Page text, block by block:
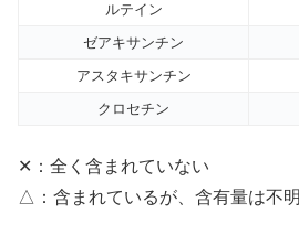
ルテイン
ゼアキサンチン
アスタキサンチン
クロセチン
✕：全く含まれていない
△：含まれているが、含有量は不明